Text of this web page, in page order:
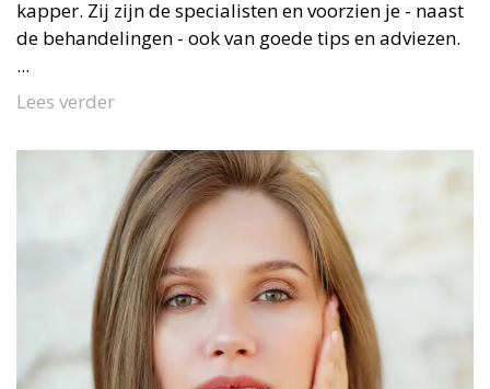
kapper. Zij zijn de specialisten en voorzien je - naast
de behandelingen - ook van goede tips en adviezen.
...
Lees verder